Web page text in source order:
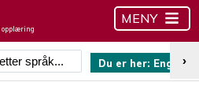
opplæring
MENY
språk
Du er her: Engelsk
›